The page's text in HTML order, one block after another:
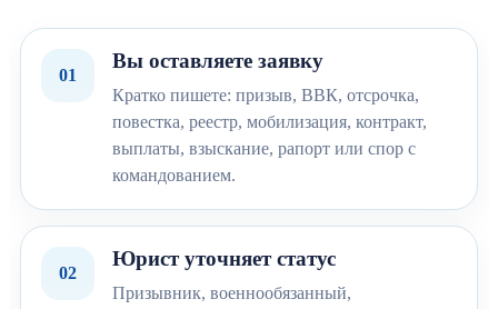
01
Вы оставляете заявку
Кратко пишете: призыв, ВВК, отсрочка,
повестка, реестр, мобилизация, контракт,
выплаты, взыскание, рапорт или спор с
командованием.
02
Юрист уточняет статус
Призывник, военнообязанный,